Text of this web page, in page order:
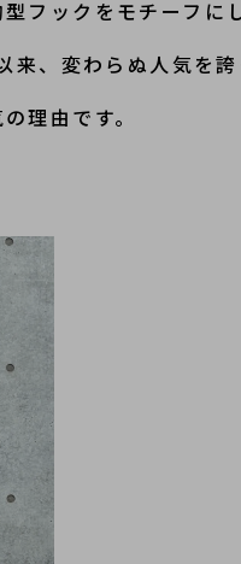
フックをモチーフに
、変わらぬ人気を誇
理由です。